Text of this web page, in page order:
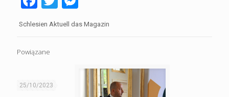
Schlesien Aktuell das Magazin
Powiązane
25/10/2023